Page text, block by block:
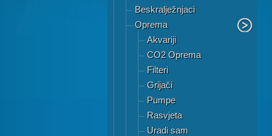
Beskralježnjaci
Oprema
Akvariji
CO2 Oprema
Filteri
Grijači
Pumpe
Rasvjeta
Uradi sam